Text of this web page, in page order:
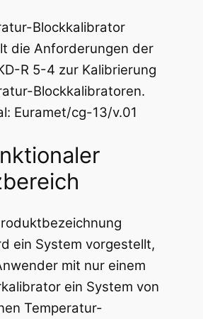
0
0
€
Blockkalibrator
die Anforderungen der
R 5-4 zur Kalibrierung
Blockkalibratoren.
Euramet/cg-13/v.01
ein System vorgestellt,
mit nur einem
ein System von
Temperatur-